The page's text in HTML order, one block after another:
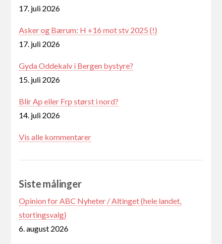
17. juli 2026
Asker og Bærum: H +16 mot stv 2025 (!)
17. juli 2026
Gyda Oddekalv i Bergen bystyre?
15. juli 2026
Blir Ap eller Frp størst i nord?
14. juli 2026
Vis alle kommentarer
Siste målinger
Opinion for ABC Nyheter / Altinget (hele landet,
stortingsvalg)
6. august 2026